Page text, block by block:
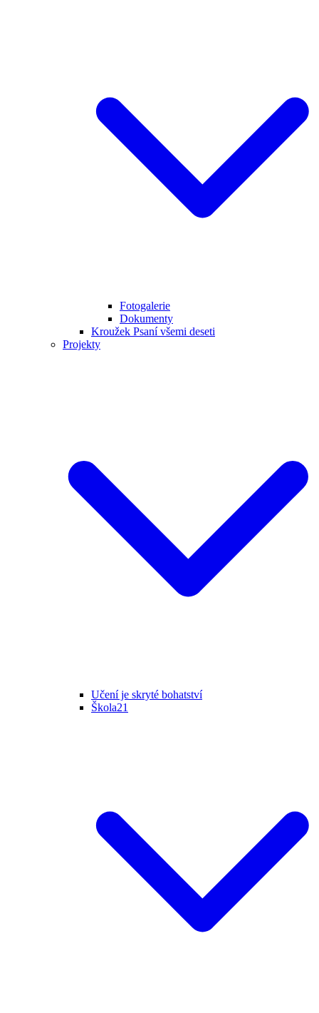
Fotogalerie
Dokumenty
Kroužek Psaní všemi deseti
Projekty
Učení je skryté bohatství
Škola21